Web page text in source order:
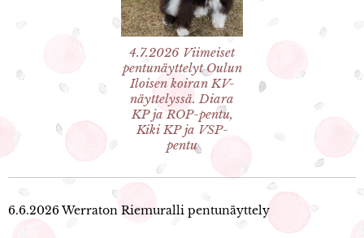
4.7.2026 Viimeiset
pentunäyttelyt Oulun
Iloisen koiran KV-
näyttelyssä. Diara
KP ja ROP-pentu,
Kiki KP ja VSP-
pentu
6.6.2026 Werraton Riemuralli pentunäyttely